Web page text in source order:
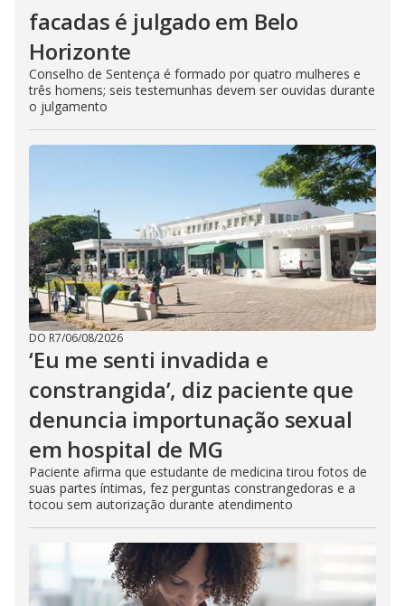
facadas é julgado em Belo
Horizonte
Conselho de Sentença é formado por quatro mulheres e
três homens; seis testemunhas devem ser ouvidas durante
o julgamento
DO R7/06/08/2026
‘Eu me senti invadida e
constrangida’, diz paciente que
denuncia importunação sexual
em hospital de MG
Paciente afirma que estudante de medicina tirou fotos de
suas partes íntimas, fez perguntas constrangedoras e a
tocou sem autorização durante atendimento